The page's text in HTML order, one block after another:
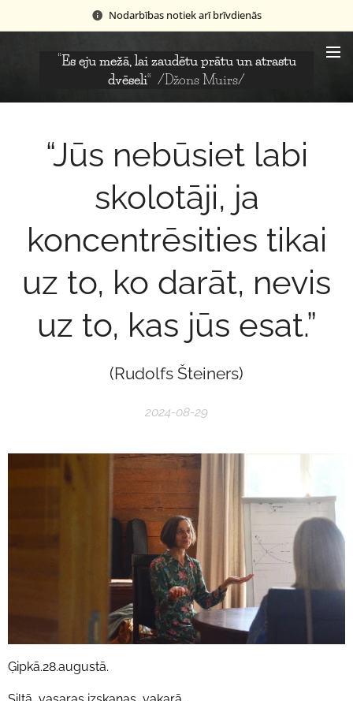
Nodarbības notiek arī brīvdienās
“Es eju mežā, lai zaudētu prātu un atrastu
dvēseli” /Džons Muirs/
“Jūs nebūsiet labi
skolotāji, ja
koncentrēsities tikai
uz to, ko darāt, nevis
uz to, kas jūs esat.”
(Rudolfs Šteiners)
2024-08-29
Ģipkā.28.augustā.